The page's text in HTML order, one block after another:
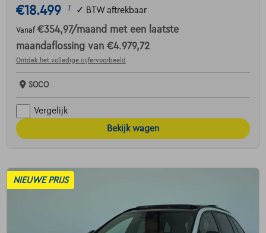
€18.499 1 ✓ BTW aftrekbaar
Vanaf €354,97/maand met een laatste
maandaflossing van €4.979,72
Ontdek het volledige cijfervoorbeeld
SOCO
Vergelijk
Bekijk wagen
NIEUWE PRIJS